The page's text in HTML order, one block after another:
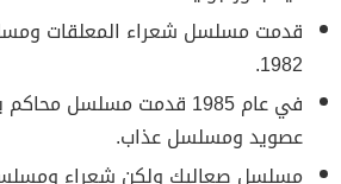
قدمت مسلسل شعراء المعلقات
1982.
في عام 1985 قدمت مسلسل
عصويد ومسلسل عذاب.
مسلسل صعاليك ولكن شعراء